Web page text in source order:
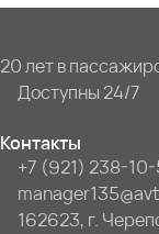
20 лет в
Доступны 24/7
Контакты
+7 (921) 238-
162623, г.